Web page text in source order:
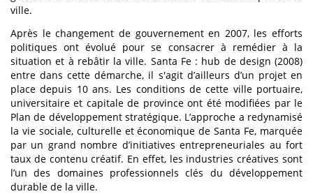
ville.
Après le changement de gouvernement en 2007, les efforts
politiques ont évolué pour se consacrer à remédier à la
situation et à rebâtir la ville. Santa Fe : hub de design (2008)
entre dans cette démarche, il s'agit d’ailleurs d’un projet en
place depuis 10 ans. Les conditions de cette ville portuaire,
universitaire et capitale de province ont été modifiées par le
Plan de développement stratégique. L’approche a redynamisé
la vie sociale, culturelle et économique de Santa Fe, marquée
par un grand nombre d’initiatives entrepreneuriales au fort
taux de contenu créatif. En effet, les industries créatives sont
l’un des domaines professionnels clés du développement
durable de la ville.